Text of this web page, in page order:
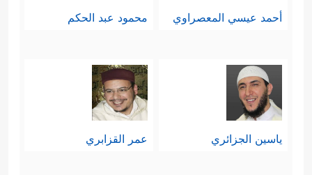
أحمد عيسي المعصراوي محمود عبد الحكم
ياسين الجزائري عمر القزابري